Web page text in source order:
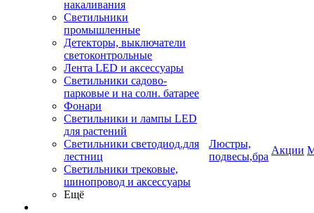
накаливания
Светильники
промышленные
Детекторы, выключатели
светоконтрольные
Лента LED и аксессуары
Светильники садово-
парковые и на солн. батарее
Фонари
Светильники и лампы LED
для растений
Светильники светодиод.для
лестниц
Светильники трековые,
шинопровод и аксессуары
Ещё
Люстры,
подвесы,бра
Акции